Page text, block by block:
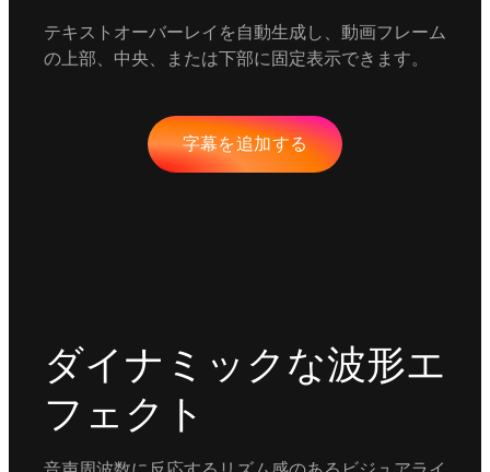
テキストオーバーレイを自動生成し、動画フレーム
の上部、中央、または下部に固定表示できます。
字幕を追加する
ダイナミックな波形エ
フェクト